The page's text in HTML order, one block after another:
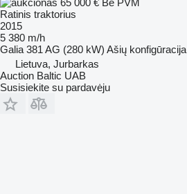
65 000 € Be PVM
Ratinis traktorius
2015
5 380 m/h
Galia 381 AG (280 kW) Ašių konfigūracija
Lietuva, Jurbarkas
Auction Baltic UAB
Susisiekite su pardavėju